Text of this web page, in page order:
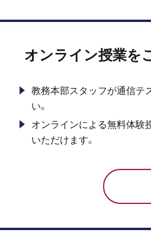
オンライン授業を
教務本部スタッフが通信テ
い。
オンラインによる無料体験
いただけます。